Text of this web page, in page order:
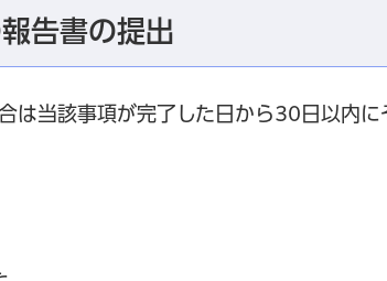
告書の提出
は当該事項が完了した日から30日以内